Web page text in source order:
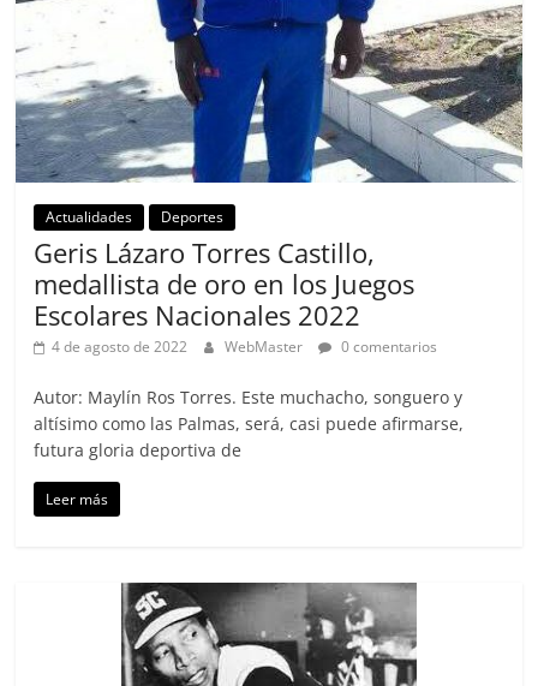
Actualidades Deportes
Geris Lázaro Torres Castillo,
medallista de oro en los Juegos
Escolares Nacionales 2022
4 de agosto de 2022 WebMaster 0 comentarios
Autor: Maylín Ros Torres. Este muchacho, songuero y
altísimo como las Palmas, será, casi puede afirmarse,
futura gloria deportiva de
Leer más